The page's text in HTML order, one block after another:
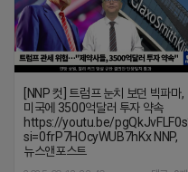
[NNP 컷] 트럼프 눈치 보던 빅파마,
미국에 3500억달러 투자 약속
https://youtu.be/pgQkJvFLF0s?
si=0frP7HOcyWUB7hKx NNP,
뉴스앤포스트